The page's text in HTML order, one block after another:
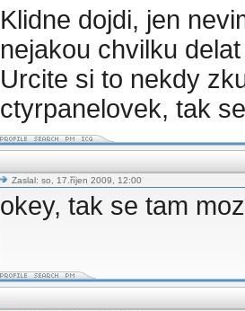
Klidne dojdi, jen
nejakou chvilku
Urcite si to nekdy
ctyrpanelovek, tak
Zaslal: so, 17.říjen 2009, 12:00
okey, tak se tam